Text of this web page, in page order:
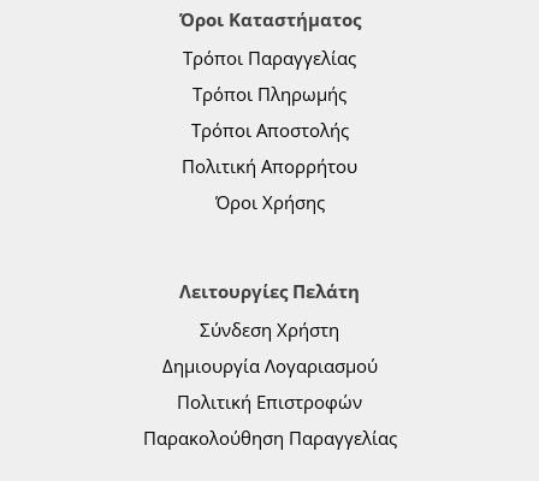
Όροι Καταστήματος
Τρόποι Παραγγελίας
Τρόποι Πληρωμής
Τρόποι Αποστολής
Πολιτική Απορρήτου
Όροι Χρήσης
Λειτουργίες Πελάτη
Σύνδεση Χρήστη
Δημιουργία Λογαριασμού
Πολιτική Επιστροφών
Παρακολούθηση Παραγγελίας